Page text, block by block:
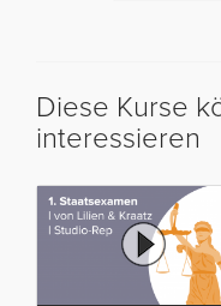
Diese Kurse
interessieren